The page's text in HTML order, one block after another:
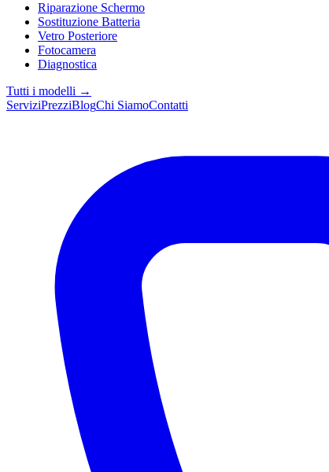
Riparazione Schermo
Sostituzione Batteria
Vetro Posteriore
Fotocamera
Diagnostica
Tutti i modelli →
ServiziPrezziBlogChi SiamoContatti